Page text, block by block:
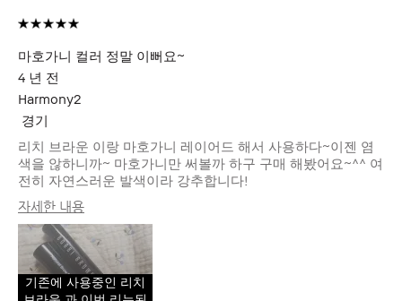
마호가니 컬러 정말 이뻐요~
4 년 전
Harmony2
경기
리치 브라운 이랑 마호가니 레이어드 해서 사용하다~이젠 염
색을 않하니까~ 마호가니만 써볼까 하구 구매 해봤어요~^^ 여
전히 자연스러운 발색이라 강추합니다!
자세한 내용
피부 타입
중성
피부 톤
라이트 - 미디엄
피부 고민
고르지 못한 피부 톤, 홍조
기존에 사용중인 리치